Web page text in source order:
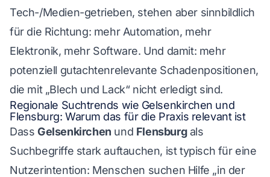
Tech-/Medien-getrieben, stehen aber sinnbildlich
für die Richtung: mehr Automation, mehr
Elektronik, mehr Software. Und damit: mehr
potenziell gutachtenrelevante Schadenpositionen,
die mit „Blech und Lack“ nicht erledigt sind.
Regionale Suchtrends wie Gelsenkirchen und
Flensburg: Warum das für die Praxis relevant ist
Dass Gelsenkirchen und Flensburgals
Suchbegriffe stark auftauchen, ist typisch für eine
Nutzerintention: Menschen suchen Hilfe „in der